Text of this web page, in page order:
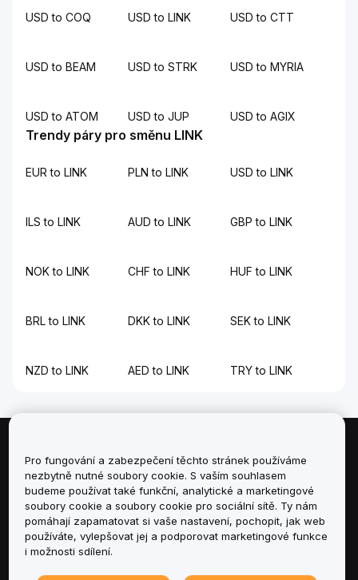
USD to COQ USD to LINK USD to CTT
USD to BEAM USD to STRK USD to MYRIA
USD to ATOM USD to JUP USD to AGIX
Trendy páry pro směnu LINK
EUR to LINK PLN to LINK USD to LINK
ILS to LINK AUD to LINK GBP to LINK
NOK to LINK CHF to LINK HUF to LINK
BRL to LINK DKK to LINK SEK to LINK
NZD to LINK AED to LINK TRY to LINK
Informace
Služby
podpora
Pro fungování a zabezpečení těchto stránek používáme
nezbytně nutné soubory cookie. S vaším souhlasem
budeme používat také funkční, analytické a marketingové
soubory cookie a soubory cookie pro sociální sítě. Ty nám
pomáhají zapamatovat si vaše nastavení, pochopit, jak web
používáte, vylepšovat jej a podporovat marketingové funkce
i možnosti sdílení.